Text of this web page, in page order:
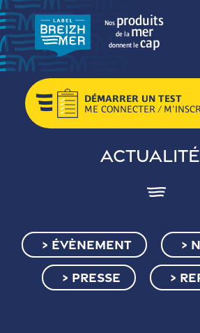
Nos produits
de la mer
donnent lecap
DÉMARRER UN TEST
ME CONNECTER /
ÉVÈNEMENT
PRESSE